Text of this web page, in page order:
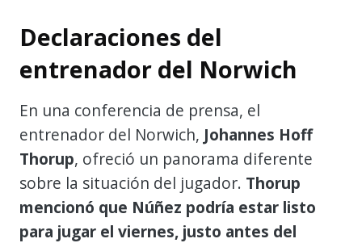
Declaraciones del
entrenador del Norwich
En una conferencia de prensa, el
entrenador del Norwich, Johannes Hoff
Thorup, ofreció un panorama diferente
sobre la situación del jugador. Thorup
mencionó que Núñez podría estar listo
para jugar el viernes, justo antes del